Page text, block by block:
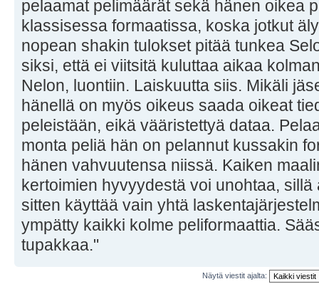
pelaamat pelimäärät sekä hänen oikea
klassisessa formaatissa, koska jotkut
nopean shakin tulokset pitää tunkea
siksi, että ei viitsitä kuluttaa aikaa
Nelon, luontiin. Laiskuutta siis. Mikäli
hänellä on myös oikeus saada oikeat
peleistään, eikä vääristettyä dataa.
monta peliä hän on pelannut kussakin
hänen vahvuutensa niissä. Kaiken
kertoimien hyvyydestä voi unohtaa,
sitten käyttää vain yhtä
ympätty kaikki kolme peliformaattia.
tupakkaa."
Näytä viestit ajalta: